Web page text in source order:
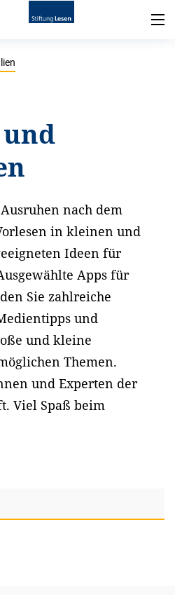
nach dem
in kleinen und
Ideen für
Apps für
Sie zahlreiche
und
und kleine
Themen.
und Experten der
Viel Spaß beim